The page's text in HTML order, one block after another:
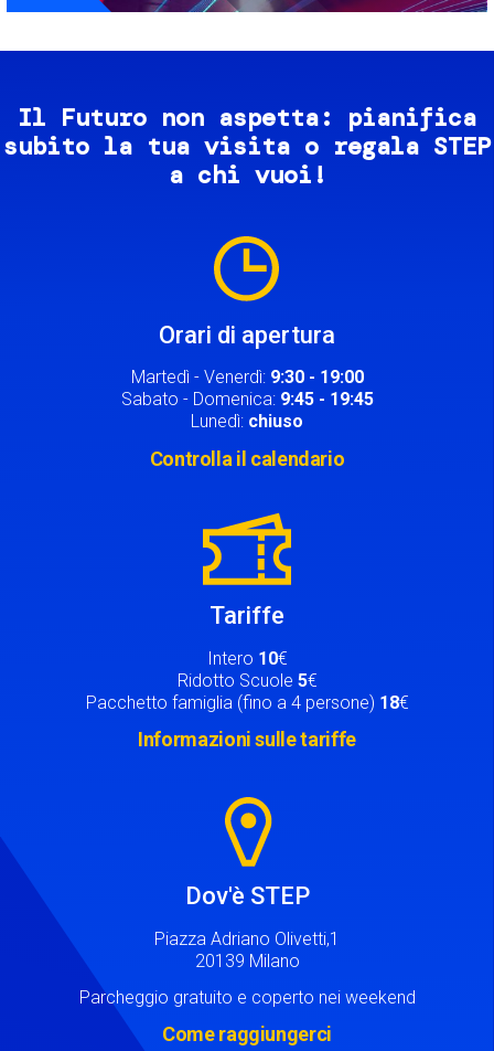
Il Futuro non aspetta: pianifica
subito la tua visita o regala STEP
a chi vuoi!
Orari di apertura
Martedì - Venerdì: 9:30 - 19:00
Sabato - Domenica: 9:45 - 19:45
Lunedì: chiuso
Controlla il calendario
Tariffe
Intero 10€
Ridotto Scuole 5€
Pacchetto famiglia (fino a 4 persone) 18€
Informazioni sulle tariffe
Dov'è STEP
Piazza Adriano Olivetti,1
20139 Milano
Parcheggio gratuito e coperto nei weekend
Come raggiungerci